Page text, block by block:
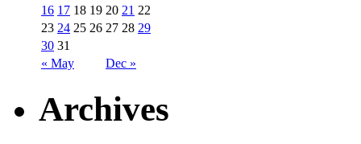
« May Dec »
16 17 18 19 20 21 22
23 24 25 26 27 28 29
30 31
Archives